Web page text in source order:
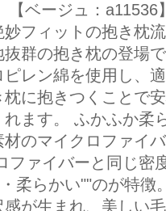
【ベージュ：
妙フィットの抱き枕
抜群の抱き枕の登場
レン綿を使用し、
枕に抱きつくことで
れます。 ふかふか柔
材のマイクロファイ
ファイバーと同じ密
柔らかい""のが特
感が生まれ、美しい